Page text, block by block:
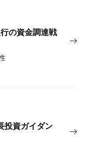
の資金調達戦
投資ガイダン